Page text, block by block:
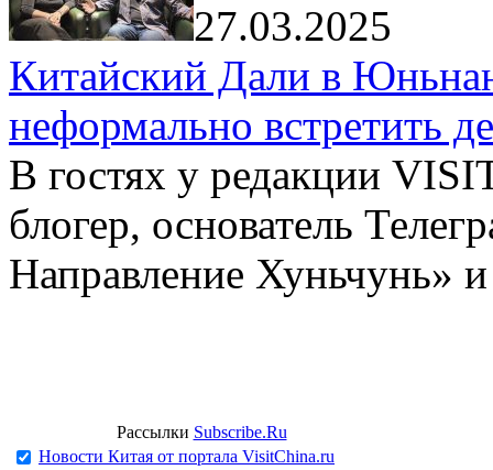
27.03.2025
Китайский Дали в
неформально встретить
В гостях у редакции
блогер, основатель
Направление Хуньчунь»
Рассылки Subscribe.Ru
Новости Китая от портала VisitChina.ru